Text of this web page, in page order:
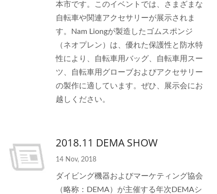
本市です。このイベントでは、さまざまな
自転車や関連アクセサリーが展示されま
す。Nam Liongが製造したゴムスポンジ
（ネオプレン）は、優れた保護性と防水特
性により、自転車用バッグ、自転車用スー
ツ、自転車用グローブおよびアクセサリー
の製作に適しています。ぜひ、展示会にお
越しください。
2018.11 DEMA SHOW
14 Nov, 2018
ダイビング機器およびマーケティング協会
（略称：DEMA）が主催する年次DEMAシ